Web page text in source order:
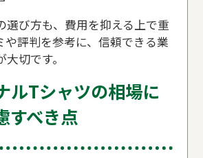
選び方も、費用を抑える上で重
や評判を参考に、信頼できる業
切です。
ルTシャツの相場に
すべき点